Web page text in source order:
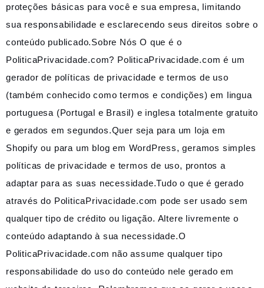
proteções básicas para você e sua empresa, limitando
sua responsabilidade e esclarecendo seus direitos sobre o
conteúdo publicado.Sobre Nós O que é o
PoliticaPrivacidade.com? PoliticaPrivacidade.com é um
gerador de políticas de privacidade e termos de uso
(também conhecido como termos e condições) em lingua
portuguesa (Portugal e Brasil) e inglesa totalmente gratuito
e gerados em segundos.Quer seja para um loja em
Shopify ou para um blog em WordPress, geramos simples
políticas de privacidade e termos de uso, prontos a
adaptar para as suas necessidade.Tudo o que é gerado
através do PoliticaPrivacidade.com pode ser usado sem
qualquer tipo de crédito ou ligação. Altere livremente o
conteúdo adaptando à sua necessidade.O
PoliticaPrivacidade.com não assume qualquer tipo
responsabilidade do uso do conteúdo nele gerado em